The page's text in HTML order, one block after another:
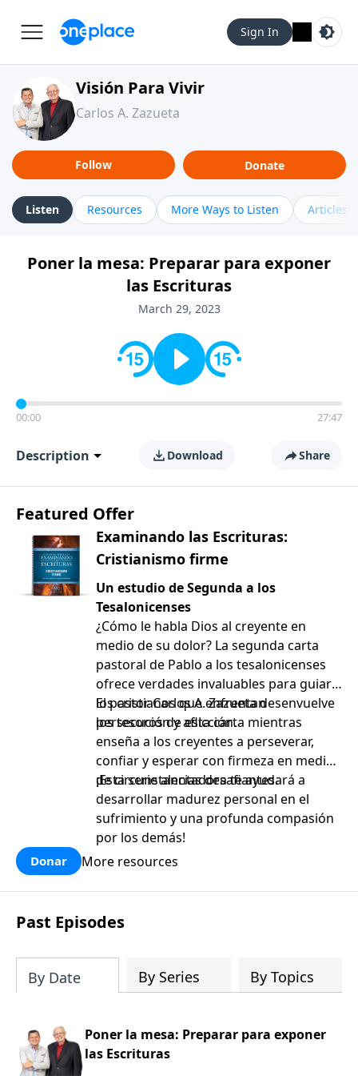
Sign In
Visión Para Vivir
Carlos A. Zazueta
Follow Donate
Listen Resources More Ways to Listen Articles
Poner la mesa: Preparar para exponer
las Escrituras
March 29, 2023
00:00 27:47
Description Download Share
Featured Offer
Examinando las Escrituras:
Cristianismo firme
Un estudio de Segunda a los
Tesalonicenses
¿Cómo le habla Dios al creyente en
medio de su dolor? La segunda carta
pastoral de Pablo a los tesalonicenses
ofrece verdades invaluables para guiar a
los cristianos que enfrentan
persecución y aflicción.
El pastor Carlos A. Zazueta desenvuelve
los tesoros de esta carta mientras
enseña a los creyentes a perseverar,
confiar y esperar con firmeza en medio
de circunstancias desafiantes.
¡Esta serie alentadora te ayudará a
desarrollar madurez personal en el
sufrimiento y una profunda compasión
por los demás!
Donar More resources
Past Episodes
By Date By Series By Topics
Poner la mesa: Preparar para exponer
las Escrituras